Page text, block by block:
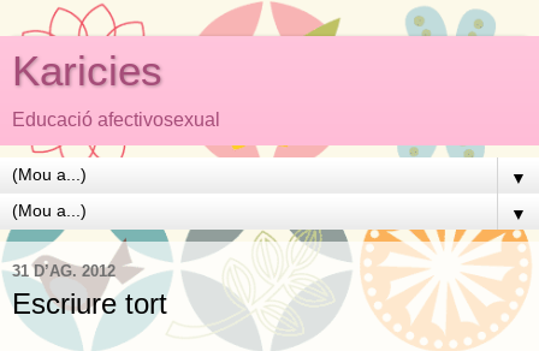
Karicies
Educació afectivosexual
▼
▼
31 D’AG. 2012
Escriure tort